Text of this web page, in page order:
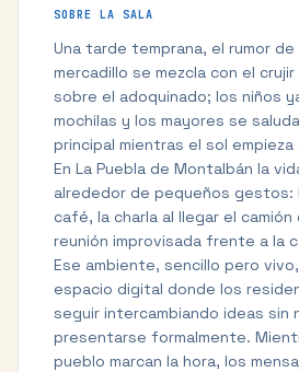
SOBRE LA SALA
Una tarde temprana, el rumor
mercadillo se mezcla con el
sobre el adoquinado; los niños
mochilas y los mayores se
principal mientras el sol empieza
En La Puebla de Montalbán la
alrededor de pequeños gestos:
café, la charla al llegar el
reunión improvisada frente a la
Ese ambiente, sencillo pero
espacio digital donde los
seguir intercambiando ideas sin
presentarse formalmente.
pueblo marcan la hora, los